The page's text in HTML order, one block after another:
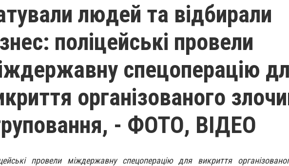
людей та відбирали
поліцейські провели
спецоперацію
організованого
- ФОТО, ВІДЕО
провели міждержавну спецоперацію для викриття